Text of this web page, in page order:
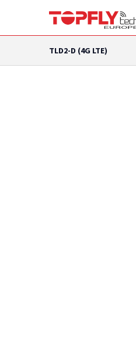
TLD2-D (4G LTE)